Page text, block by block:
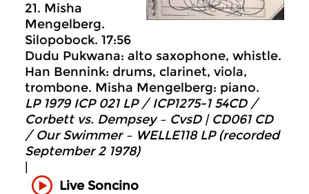
21. Misha
Mengelberg.
Silopobock. 17:56
Dudu Pukwana: alto saxophone, whistle.
Han Bennink: drums, clarinet, viola,
trombone. Misha Mengelberg: piano.
LP 1979 ICP 021 LP / ICP1275-1 54CD /
Corbett vs. Dempsey – CvsD | CD061 CD
/ Our Swimmer – WELLE118 LP (recorded
September 2 1978)
Live Soncino